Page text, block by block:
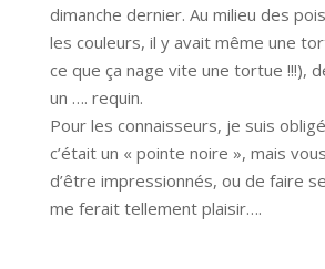
dimanche dernier. Au milieu des
les couleurs, il y avait même une
ce que ça nage vite une tortue !!!),
un …. requin.
Pour les connaisseurs, je suis
c’était un « pointe noire », mais
d’être impressionnés, ou de faire
me ferait tellement plaisir….